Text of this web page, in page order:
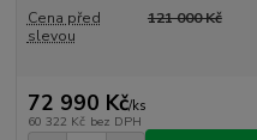
Cena před
slevou
121 000 Kč
72 990 Kč/ks
60 322 Kč bez DPH